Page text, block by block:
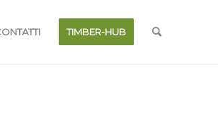
TIMBER-HUB